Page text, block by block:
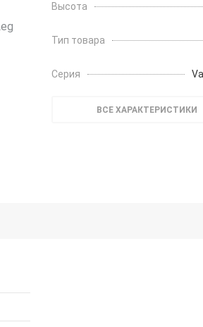
Высота
Тип товара
Серия
ВСЕ ХАРАКТЕРИСТИКИ